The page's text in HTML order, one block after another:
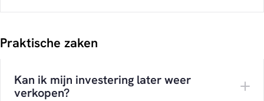
Praktische zaken
Kan ik mijn investering later weer
verkopen?